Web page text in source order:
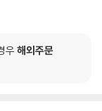
우 해외주문